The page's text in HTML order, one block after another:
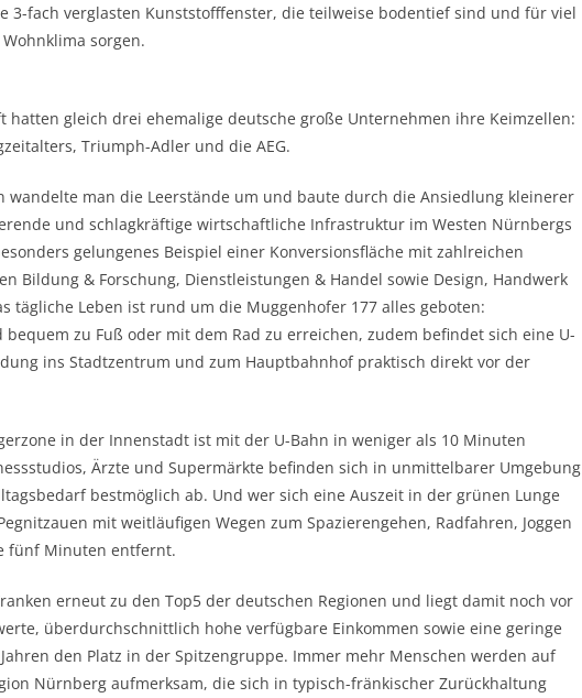
3-fach verglasten Kunststofffenster, die teilweise bodentief sind und für viel
sorgen.
gleich drei ehemalige deutsche große Unternehmen ihre Keimzellen:
Triumph-Adler und die AEG.
wandelte man die Leerstände um und baute durch die Ansiedlung kleinerer
und schlagkräftige wirtschaftliche Infrastruktur im Westen Nürnbergs
gelungenes Beispiel einer Konversionsfläche mit zahlreichen
Bildung & Forschung, Dienstleistungen & Handel sowie Design, Handwerk
tägliche Leben ist rund um die Muggenhofer 177 alles geboten:
zu Fuß oder mit dem Rad zu erreichen, zudem befindet sich eine U-
ins Stadtzentrum und zum Hauptbahnhof praktisch direkt vor der
in der Innenstadt ist mit der U-Bahn in weniger als 10 Minuten
Ärzte und Supermärkte befinden sich in unmittelbarer Umgebung
bestmöglich ab. Und wer sich eine Auszeit in der grünen Lunge
mit weitläufigen Wegen zum Spazierengehen, Radfahren, Joggen
fünf Minuten entfernt.
erneut zu den Top5 der deutschen Regionen und liegt damit noch vor
überdurchschnittlich hohe verfügbare Einkommen sowie eine geringe
den Platz in der Spitzengruppe. Immer mehr Menschen werden auf
Nürnberg aufmerksam, die sich in typisch-fränkischer Zurückhaltung